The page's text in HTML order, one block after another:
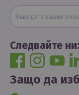
Следвайте ни:
Защо да